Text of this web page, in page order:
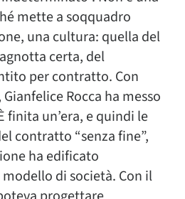
mette a soqquadro
una cultura: quella del
certa, del
per contratto. Con
Rocca ha messo
finita un’era, e quindi le
contratto “senza fine”,
ha edificato
di società. Con il